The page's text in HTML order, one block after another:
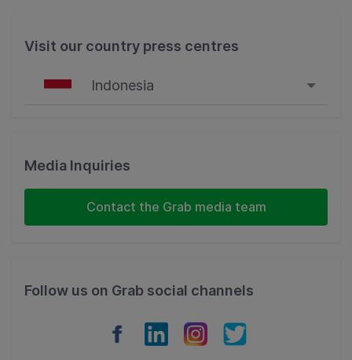
Visit our country press centres
Indonesia
Malaysia
Indonesia
Media Inquiries
Contact the Grab media team
Follow us on Grab social channels